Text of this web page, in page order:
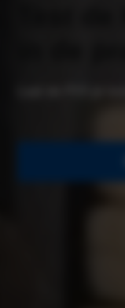
Laat de PV5 je